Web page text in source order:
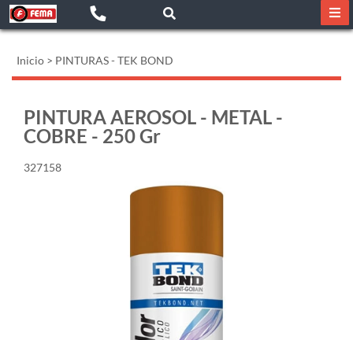
Inicio > PINTURAS - TEK BOND
PINTURA AEROSOL - METAL -
COBRE - 250 Gr
327158